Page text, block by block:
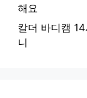
해요
칼더 바디캠
니